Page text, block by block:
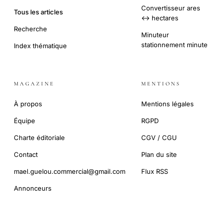
Tous les articles
Recherche
Index thématique
Convertisseur ares
↔ hectares
Minuteur
stationnement minute
MAGAZINE
À propos
Équipe
Charte éditoriale
Contact
mael.guelou.commercial@gmail.com
Annonceurs
MENTIONS
Mentions légales
RGPD
CGV / CGU
Plan du site
Flux RSS